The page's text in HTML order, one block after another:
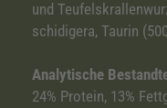
und
schidigera, Taurin
Analytische
24% Protein, 13%